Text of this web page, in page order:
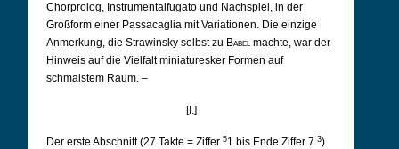
Chorprolog, Instrumentalfugato und Nachspiel, in der
Großform einer Passacaglia mit Variationen. Die einzige
Anmerkung, die Strawinsky selbst zu Babelmachte, war der
Hinweis auf die Vielfalt miniaturesker Formen auf
schmalstem Raum. –
[I.]
Der erste Abschnitt (27 Takte = Ziffer 51 bis Ende Ziffer 7 3)